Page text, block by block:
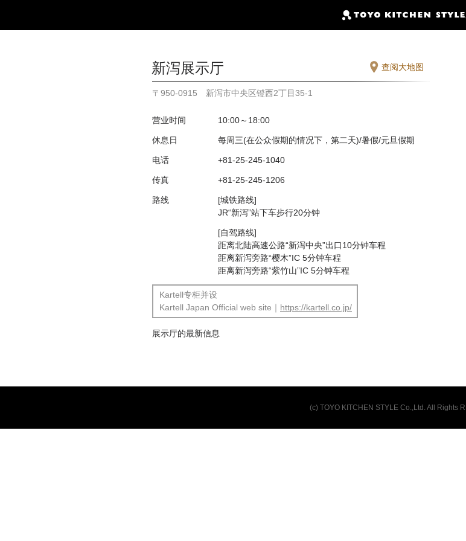
新泻展示厅 查阅大地图
〒950-0915 新泻市中央区镫西2丁目35-1
营业时间 10:00～18:00
休息日 每周三(在公众假期的情况下，第二天)/暑假/元旦假期
电话 +81-25-245-1040
传真 +81-25-245-1206
路线
[城铁路线]
JR“新泻”站下车步行20分钟
[自驾路线]
距离北陆高速公路“新泻中央”出口10分钟车程
距离新泻旁路“樱木”IC 5分钟车程
距离新泻旁路“紫竹山”IC 5分钟车程
Kartell专柜并设
Kartell Japan Official web site｜ https://kartell.co.jp/
展示厅的最新信息
(c) TOYO KITCHEN STYLE Co.,Ltd. All Rights